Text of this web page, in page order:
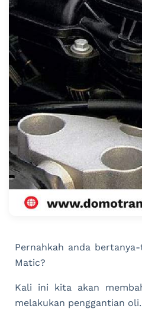
Pernahkah anda
Matic?
Kali ini kita akan
melakukan penggantian oli.